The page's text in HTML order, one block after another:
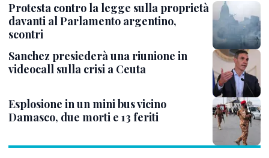
Protesta contro la legge sulla proprietà
davanti al Parlamento argentino,
scontri
Sanchez presiederà una riunione in
videocall sulla crisi a Ceuta
Esplosione in un mini bus vicino
Damasco, due morti e 13 feriti